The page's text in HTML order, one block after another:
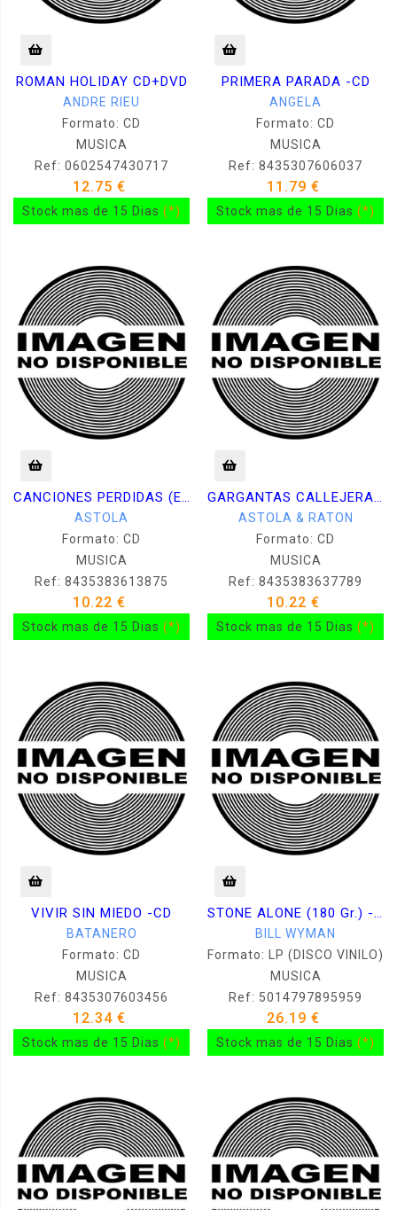
ROMAN HOLIDAY CD+DVD
ANDRE RIEU
Formato: CD
MUSICA
Ref: 0602547430717
12.75 €
Stock mas de 15 Dias (*)
PRIMERA PARADA -CD
ANGELA
Formato: CD
MUSICA
Ref: 8435307606037
11.79 €
Stock mas de 15 Dias (*)
CANCIONES PERDIDAS (EN DIRECTO)
ASTOLA
Formato: CD
MUSICA
Ref: 8435383613875
10.22 €
Stock mas de 15 Dias (*)
GARGANTAS CALLEJERAS Y GUITARRAS DE CARTON -
ASTOLA & RATON
Formato: CD
MUSICA
Ref: 8435383637789
10.22 €
Stock mas de 15 Dias (*)
VIVIR SIN MIEDO -CD
BATANERO
Formato: CD
MUSICA
Ref: 8435307603456
12.34 €
Stock mas de 15 Dias (*)
STONE ALONE (180 Gr.) -LP
BILL WYMAN
Formato: LP (DISCO VINILO)
MUSICA
Ref: 5014797895959
26.19 €
Stock mas de 15 Dias (*)